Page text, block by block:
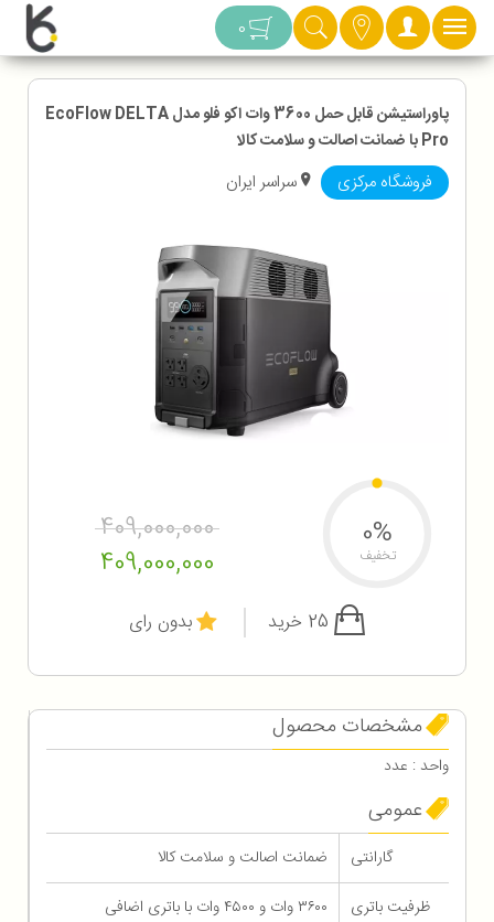
دسته بندی 0
پاوراستیشن قابل حمل 3600 وات اکو فلو مدل EcoFlow DELTA
Pro با ضمانت اصالت و سلامت کالا
فروشگاه مرکزی سراسر ایران
409,000,000
409,000,000
0%
تخفیف
بدون رای
مشخصات محصول
واحد : عدد
عمومی
گارانتی
ضمانت اصالت و سلامت کالا
ظرفیت باتری
۳۶۰۰ وات و ۴۵۰۰ وات با باتری اضافی